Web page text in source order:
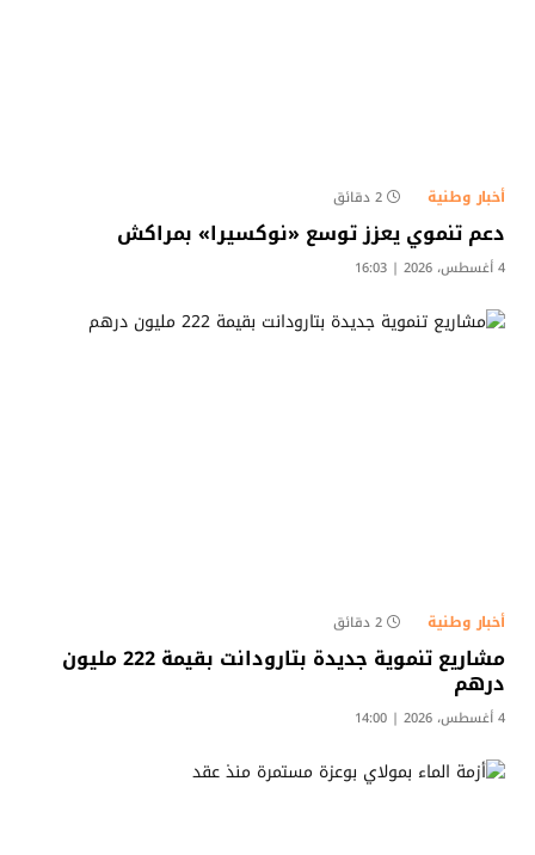
أخبار وطنية 2 دقائق
دعم تنموي يعزز توسع «نوكسيرا» بمراكش
4 أغسطس، 2026 | 16:03
أخبار وطنية 2 دقائق
مشاريع تنموية جديدة بتارودانت بقيمة 222 مليون
درهم
4 أغسطس، 2026 | 14:00